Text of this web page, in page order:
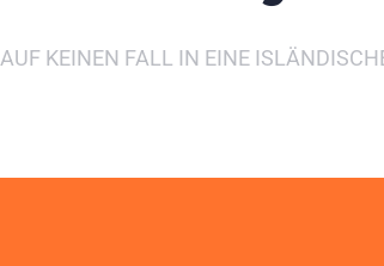
AUF KEINEN FALL IN EINE